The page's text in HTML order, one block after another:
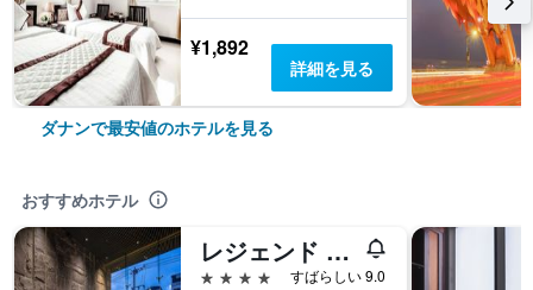
¥1,892
詳細を見る
ダナンで最安値のホテルを見る
おすすめホテル
レジェンド ブティック ホテル
4つ星
すばらしい 9.0